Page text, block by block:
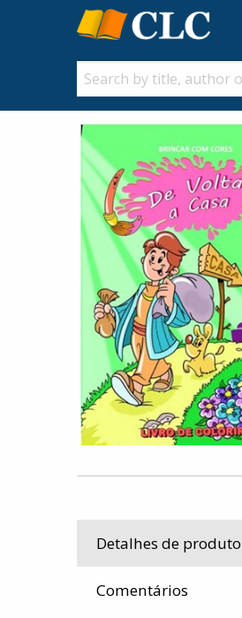
Detalhes de produto
Comentários